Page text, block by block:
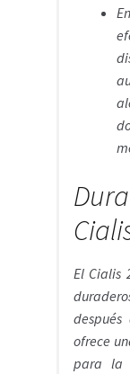
El Cialis
ofrece
para la